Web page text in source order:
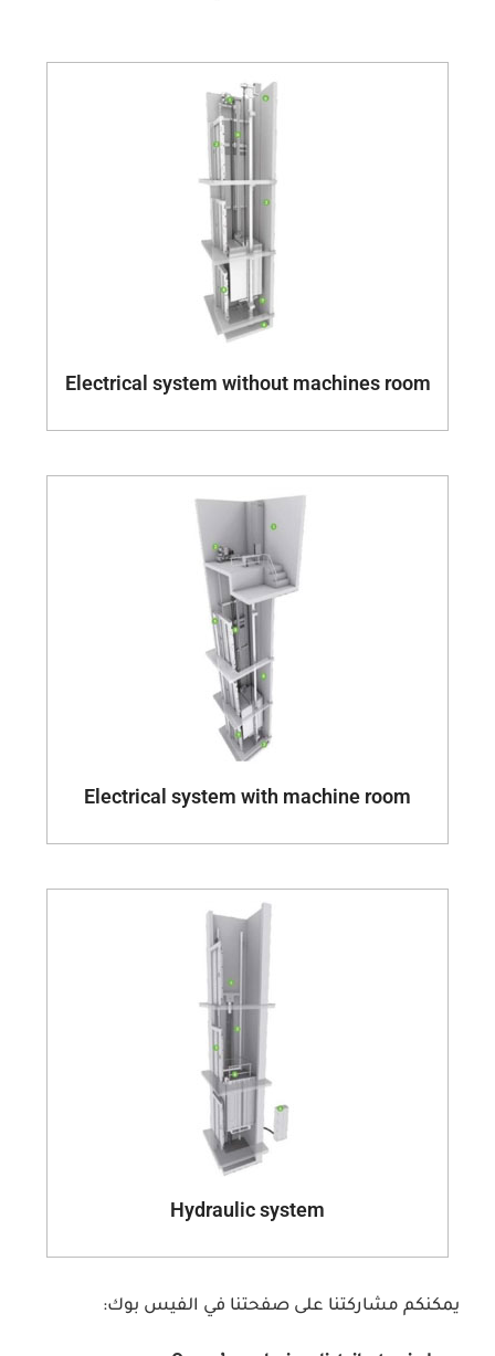
Electrical system without machines room
Electrical system with machine room
Hydraulic system
يمكنكم مشاركتنا على صفحتنا في الفيس بوك: